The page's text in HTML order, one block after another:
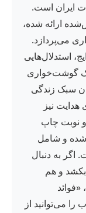
ایران است.
ارائه شده،
می‌پردازد.
استدلال‌هایی
گوشت‌خواری
سبک زندگی
هدایت نیز
نوبت چاپ
شده و شامل
اگر به دنبال
و هم
«فوائد
می‌توانید از